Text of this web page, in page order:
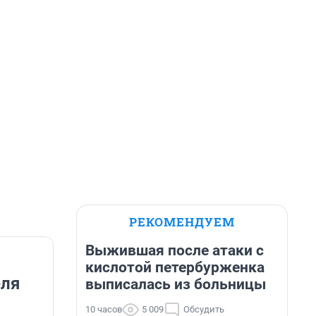
РЕКОМЕНДУЕМ
Выжившая после атаки с
кислотой петербурженка
выписалась из больницы
10 часов 5 009 Обсудить